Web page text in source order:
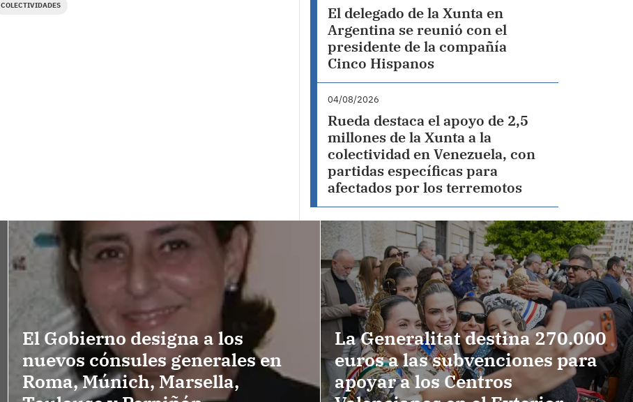
COLECTIVIDADES
El delegado de la Xunta en
Argentina se reunió con el
presidente de la compañía
Cinco Hispanos
04/08/2026
Rueda destaca el apoyo de 2,5
millones de la Xunta a la
colectividad en Venezuela, con
partidas específicas para
afectados por los terremotos
El Gobierno designa a los
nuevos cónsules generales en
Roma, Múnich, Marsella,
La Generalitat destina 270.000
euros a las subvenciones para
apoyar a los Centros